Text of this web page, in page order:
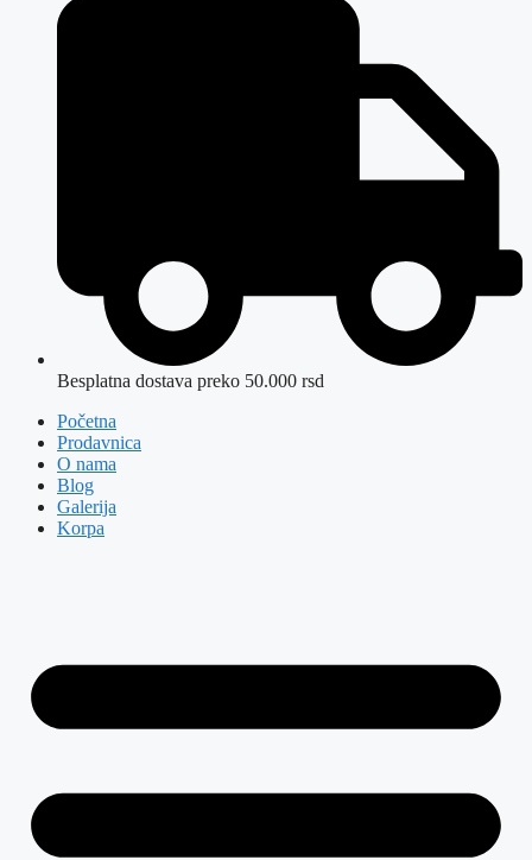
Besplatna dostava preko 50.000 rsd
Početna
Prodavnica
O nama
Blog
Galerija
Korpa